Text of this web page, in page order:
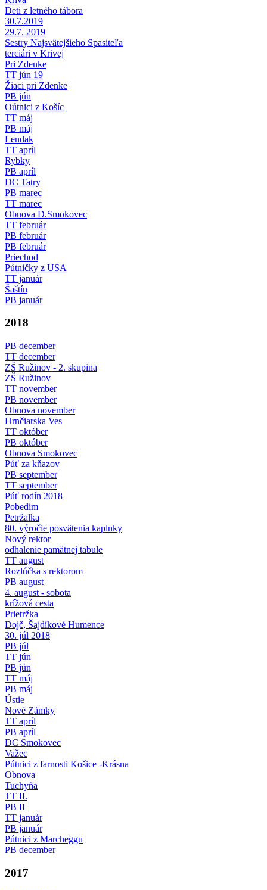
Deti z letného tábora
30.7.2019
29.7. 2019
Sestry Najsvätejšieho Spasiteľa
terciári v Krivej
Pri Zdenke
TT jún 19
Žiaci pri Zdenke
PB jún
Oútnici z Košíc
TT máj
PB máj
Lendak
TT apríl
Rybky
PB apríl
DC Tatry
PB marec
TT marec
Obnova D.Smokovec
TT február
PB február
PB február
Priechod
Pútničky z USA
TT január
Šaštín
PB január
2018
PB december
TT december
ZŠ Ružinov - 2. skupina
ZŠ Ružinov
TT november
PB november
Obnova november
Hrnčiarska Ves
TT október
PB október
Obnova Smokovec
Púť za kňazov
PB september
TT september
Púť rodín 2018
Pobedim
Petržalka
80. výročie posvätenia kaplnky
Nový rektor
odhalenie pamätnej tabule
TT august
Rozlúčka s rektorom
PB august
4. august - sobota
krížová cesta
Prietržka
Dojč, Šajdíkové Humence
30. júl 2018
PB júl
TT jún
PB jún
TT máj
PB máj
Ústie
Nové Zámky
TT apríl
PB apríl
DC Smokovec
Važec
Pútnici z farnosti Košice -Krásna
Obnova
Tuchyňa
TT II.
PB II
TT január
PB január
Pútnici z Marcheggu
PB december
2017